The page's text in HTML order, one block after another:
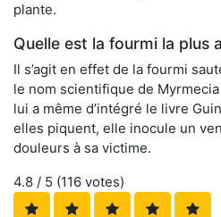
plante.
Quelle est la fourmi la plus
Il s’agit en effet de la fourmi
le nom scientifique de
lui a même d’intégré le livre
elles piquent, elle inocule un
douleurs à sa victime.
4.8 / 5 (116 votes)